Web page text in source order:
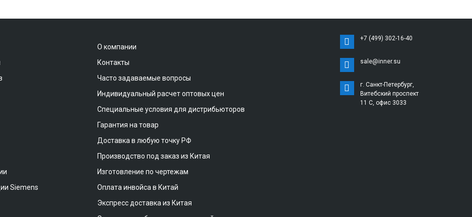
Siemens
О компании
Контакты
Часто задаваемые вопросы
Индивидуальный расчет оптовых цен
Специальные условия для дистрибьюторов
Гарантия на товар
Доставка в любую точку РФ
Производство под заказ из Китая
Изготовление по чертежам
Оплата инвойса в Китай
Экспресс доставка из Китая
+7 (499) 302-16-40
sale@inner.su
г. Санкт-Петербург,
Витебский проспект
11 С, офис 3033